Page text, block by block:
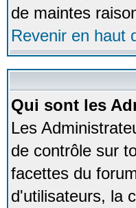
de maintes
Revenir en haut
Qui sont les
Les
de contrôle sur
facettes du
d'utilisateurs, la